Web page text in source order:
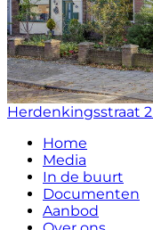
Herdenkingsstraat 2
Home
Media
In de buurt
Documenten
Aanbod